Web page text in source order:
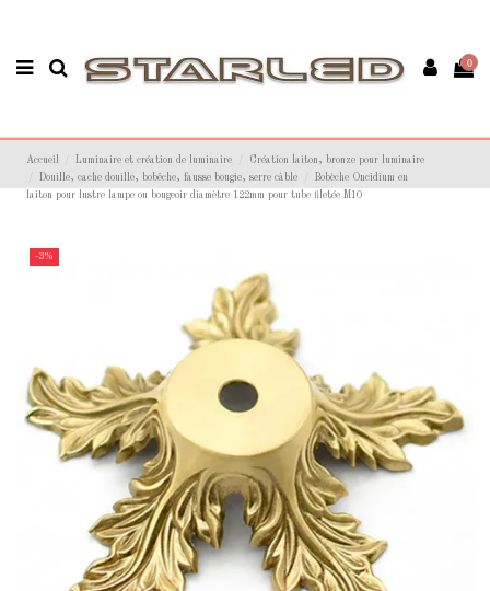
0
Accueil Luminaire et création de luminaire
Création laiton, bronze pour luminaire
Douille, cache douille, bobêche, fausse bougie, serre câble
Bobèche Oncidium en
laiton pour lustre lampe ou bougeoir diamètre 122mm pour tube filetée M10
-3%